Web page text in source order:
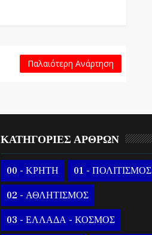
Παλαιότερη Ανάρτηση
ΚΑΤΗΓΟΡΙΕΣ ΑΡΘΡΩΝ
00 - ΚΡΗΤΗ 01 - ΠΟΛΙΤΙΣΜΟΣ
02 - ΑΘΛΗΤΙΣΜΟΣ
03 - ΕΛΛΑΔΑ - ΚΟΣΜΟΣ